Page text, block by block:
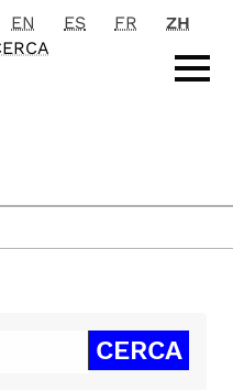
EN ES FR
ZH